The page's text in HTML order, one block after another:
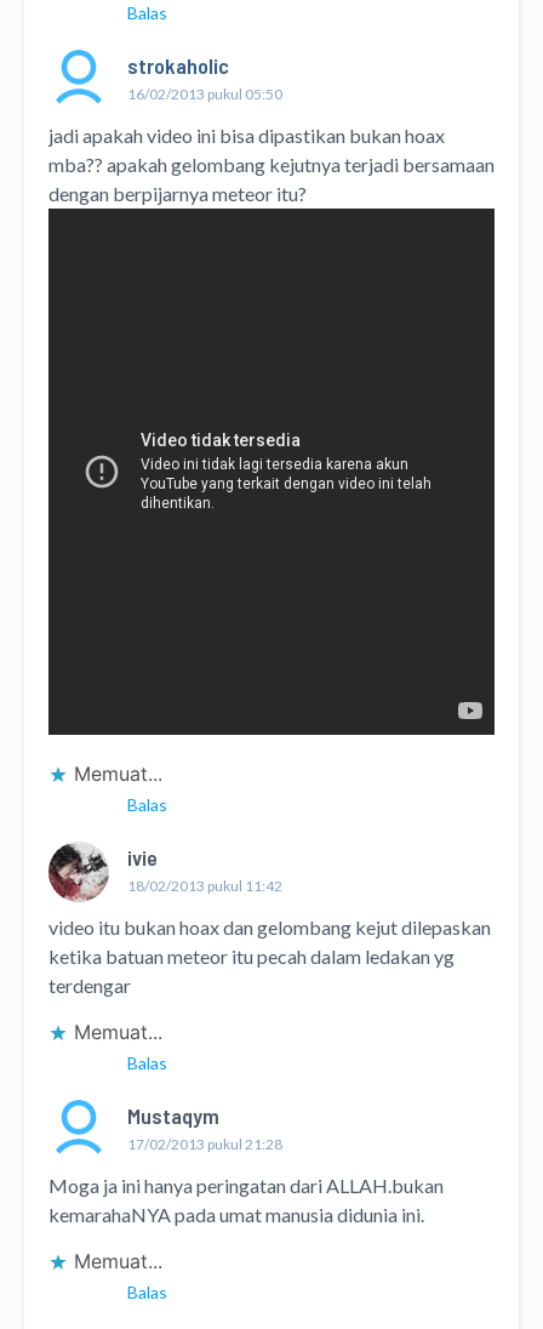
Balas
strokaholic
16/02/2013 pukul 05:50
jadi apakah video ini bisa dipastikan bukan hoax
mba?? apakah gelombang kejutnya terjadi bersamaan
dengan berpijarnya meteor itu?
Memuat...
Balas
ivie
18/02/2013 pukul 11:42
video itu bukan hoax dan gelombang kejut dilepaskan
ketika batuan meteor itu pecah dalam ledakan yg
terdengar
Memuat...
Balas
Mustaqym
17/02/2013 pukul 21:28
Moga ja ini hanya peringatan dari ALLAH.bukan
kemarahaNYA pada umat manusia didunia ini.
Memuat...
Balas